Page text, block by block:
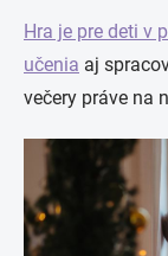
Hra je pre deti v
učenia aj
večery práve na